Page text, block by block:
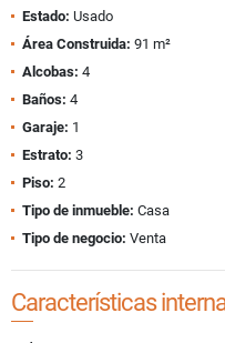
Estado: Usado
Área Construida: 91 m²
Alcobas: 4
Baños: 4
Garaje: 1
Estrato: 3
Piso: 2
Tipo de inmueble: Casa
Tipo de negocio: Venta
Características